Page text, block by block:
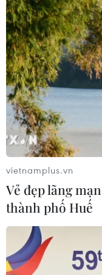
08/08/2026 04:00
Sơn La công bố
về thiên tai với hai
Lầu
08/08/2026 03:53
Hà Nội kiên quyết
hồ Đồng Đò
08/08/2026 03:29
vietnamplus.vn
Vẻ đẹp lãng
thành phố Huế